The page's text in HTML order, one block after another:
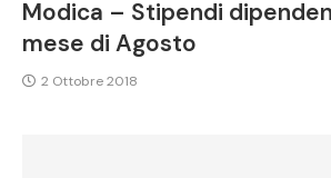
Modica – Stipendi
mese di Agosto
2 Ottobre 2018